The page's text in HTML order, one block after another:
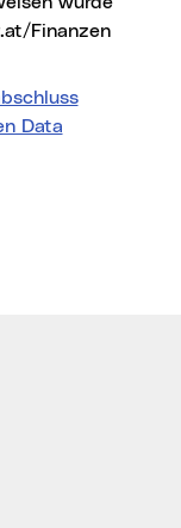
Finanzen(neues
Data